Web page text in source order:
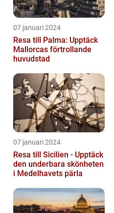
07 januari 2024
Resa till Palma: Upptäck
Mallorcas förtrollande
huvudstad
07 januari 2024
Resa till Sicilien - Upptäck
den underbara skönheten
i Medelhavets pärla